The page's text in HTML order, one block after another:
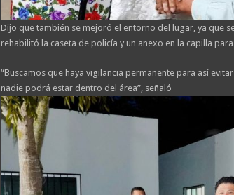
Dijo que también se mejoró el entorno del lugar, ya que
rehabilitó la caseta de policía y un anexo en la capilla
“Buscamos que haya vigilancia permanente para así
nadie podrá estar dentro del área”, señaló